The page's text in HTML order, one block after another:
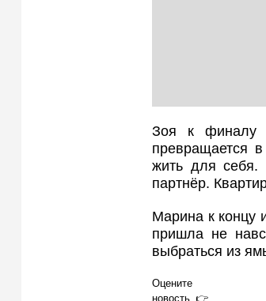
Зоя к финалу
превращается
жить для
партнёр.
Марина к концу
пришла не
выбраться из
Оцените
новость